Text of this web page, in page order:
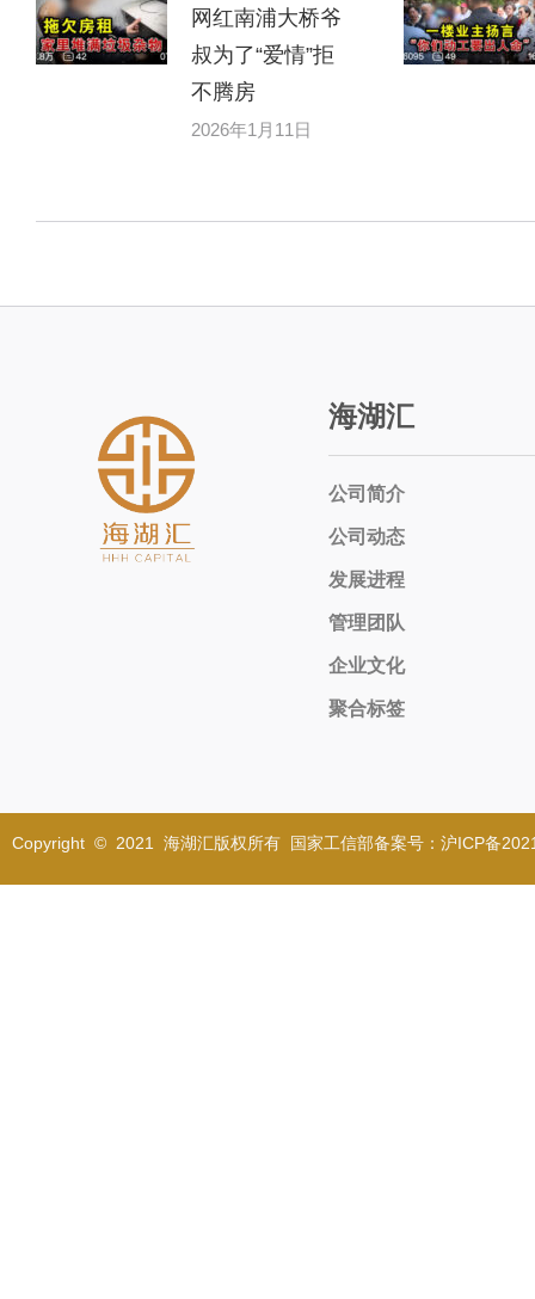
网红南浦大桥爷
叔为了“爱情”拒
不腾房
2026年1月11日
海湖汇
公司简介
公司动态
发展进程
管理团队
企业文化
聚合标签
Copyright © 2021 海湖汇版权所有 国家工信部备案号：沪ICP备